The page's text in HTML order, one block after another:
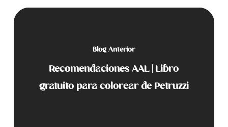
Blog Anterior
Recomendaciones AAL | Libro
gratuito para colorear de Petruzzi